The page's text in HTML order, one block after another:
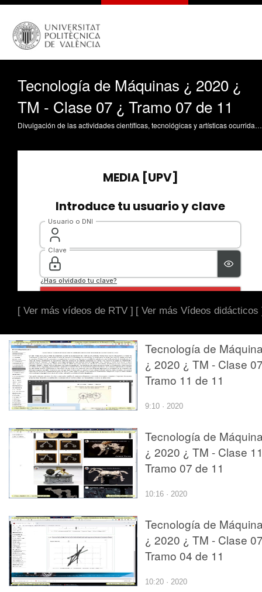
Tecnología de Máquinas ¿ 2020 ¿
TM - Clase 07 ¿ Tramo 07 de 11
Divulgación de las actividades científicas, tecnológicas y artísticas ocurridas en los tres campus de la UPV
[ Ver más vídeos de RTV ] [ Ver más Vídeos didácticos
Tecnología de
¿ 2020 ¿ TM - Clase
Tramo 11 de 11
9:10 · 2020
Tecnología de
¿ 2020 ¿ TM - Clase
Tramo 07 de 11
10:16 · 2020
Tecnología de
¿ 2020 ¿ TM - Clase
Tramo 04 de 11
10:20 · 2020